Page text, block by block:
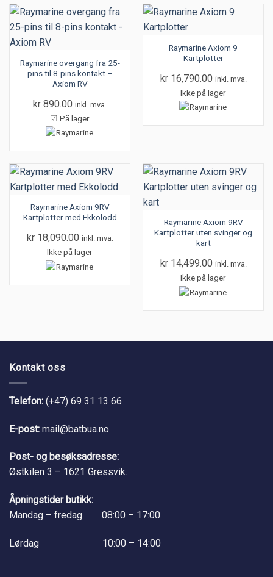
Raymarine overgang fra 25-
pins til 8-pins kontakt –
Axiom RV
kr 890.00 inkl. mva.
☑ På lager
Raymarine Axiom 9
Kartplotter
kr16,790.00 inkl. mva.
Ikke på lager
Raymarine Axiom 9RV
Kartplotter med Ekkolodd
kr18,090.00 inkl. mva.
Ikke på lager
Raymarine Axiom 9RV
Kartplotter uten svinger og
kart
kr14,499.00 inkl. mva.
Ikke på lager
Kontakt oss
Telefon: (+47) 69 31 13 66
E-post: mail@batbua.no
Post- og besøksadresse:
Østkilen 3 – 1621 Gressvik.
Åpningstider butikk:
Mandag – fredag 08:00 – 17:00
Lørdag 10:00 – 14:00